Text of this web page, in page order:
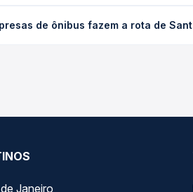
da compra. Na Quero Passagem
de ônibus fazem a rota de
Janeiro